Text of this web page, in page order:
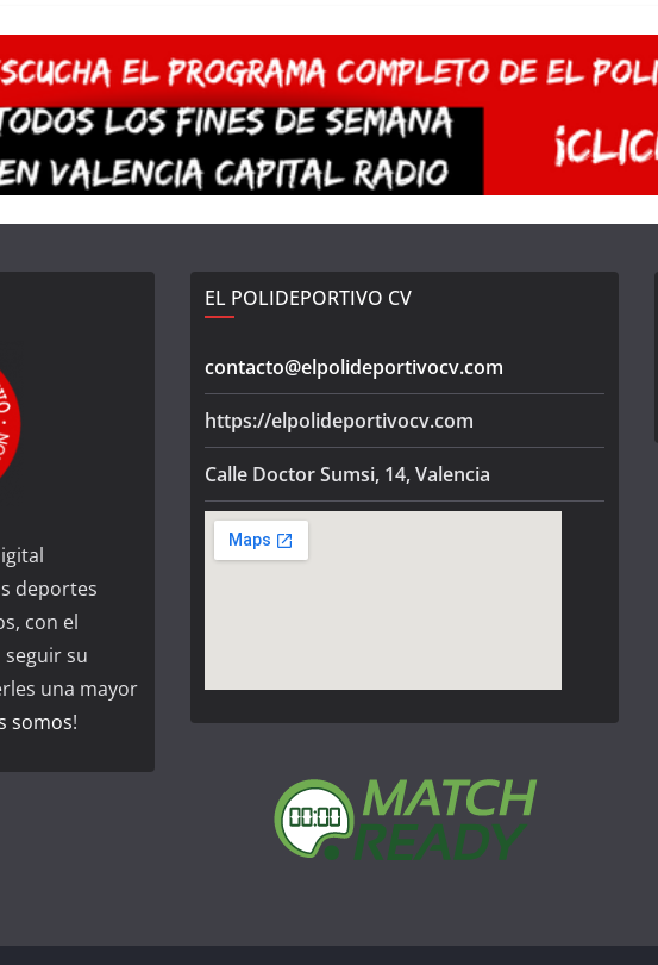
deportes
con el
su
una mayor
somos!
EL POLIDEPORTIVO CV
contacto@elpolideportivocv.com
https://elpolideportivocv.com
Calle Doctor Sumsi, 14, Valencia